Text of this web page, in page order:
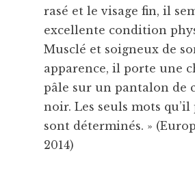
rasé et le visage fin, il
excellente condition
Musclé et soigneux de
apparence, il porte une
pâle sur un pantalon de
noir. Les seuls mots
sont déterminés. »
2014)